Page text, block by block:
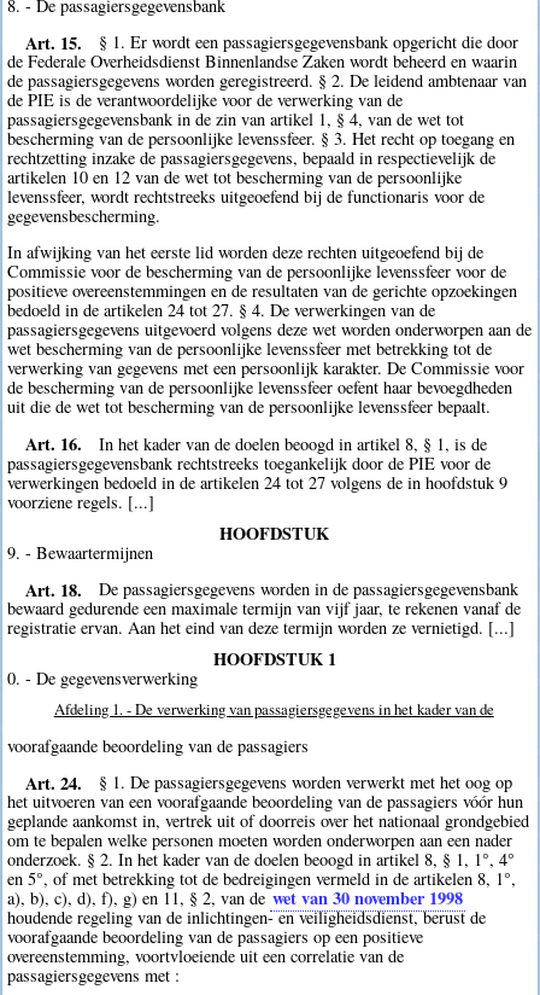
8. - De passagiersgegevensbank
Art. 15.
§ 1. Er wordt een passagiersgegevensbank opgericht die door
de Federale Overheidsdienst Binnenlandse Zaken wordt beheerd en waarin
de passagiersgegevens worden geregistreerd. § 2. De leidend ambtenaar van
de PIE is de verantwoordelijke voor de verwerking van de
passagiersgegevensbank in de zin van artikel 1, § 4, van de wet tot
bescherming van de persoonlijke levenssfeer. § 3. Het recht op toegang en
rechtzetting inzake de passagiersgegevens, bepaald in respectievelijk de
artikelen 10 en 12 van de wet tot bescherming van de persoonlijke
levenssfeer, wordt rechtstreeks uitgeoefend bij de functionaris voor de
gegevensbescherming.
In afwijking van het eerste lid worden deze rechten uitgeoefend bij de
Commissie voor de bescherming van de persoonlijke levenssfeer voor de
positieve overeenstemmingen en de resultaten van de gerichte opzoekingen
bedoeld in de artikelen 24 tot 27. § 4. De verwerkingen van de
passagiersgegevens uitgevoerd volgens deze wet worden onderworpen aan de
wet bescherming van de persoonlijke levenssfeer met betrekking tot de
verwerking van gegevens met een persoonlijk karakter. De Commissie voor
de bescherming van de persoonlijke levenssfeer oefent haar bevoegdheden
uit die de wet tot bescherming van de persoonlijke levenssfeer bepaalt.
Art. 16.
In het kader van de doelen beoogd in artikel 8, § 1, is de
passagiersgegevensbank rechtstreeks toegankelijk door de PIE voor de
verwerkingen bedoeld in de artikelen 24 tot 27 volgens de in hoofdstuk 9
voorziene regels. [...]
HOOFDSTUK
9. - Bewaartermijnen
Art. 18.
De passagiersgegevens worden in de passagiersgegevensbank
bewaard gedurende een maximale termijn van vijf jaar, te rekenen vanaf de
registratie ervan. Aan het eind van deze termijn worden ze vernietigd. [...]
HOOFDSTUK 1
0. - De gegevensverwerking
Afdeling 1. - De verwerking van passagiersgegevens in het kader van de
voorafgaande beoordeling van de passagiers
Art. 24.
§ 1. De passagiersgegevens worden verwerkt met het oog op
het uitvoeren van een voorafgaande beoordeling van de passagiers vóór hun
geplande aankomst in, vertrek uit of doorreis over het nationaal grondgebied
om te bepalen welke personen moeten worden onderworpen aan een nader
onderzoek. § 2. In het kader van de doelen beoogd in artikel 8, § 1, 1°, 4°
en 5°, of met betrekking tot de bedreigingen vermeld in de artikelen 8, 1°,
a), b), c), d), f), g) en 11, § 2, van de wet van 30 november 1998
houdende regeling van de inlichtingen- en veiligheidsdienst, berust de
voorafgaande beoordeling van de passagiers op een positieve
overeenstemming, voortvloeiende uit een correlatie van de
passagiersgegevens met :